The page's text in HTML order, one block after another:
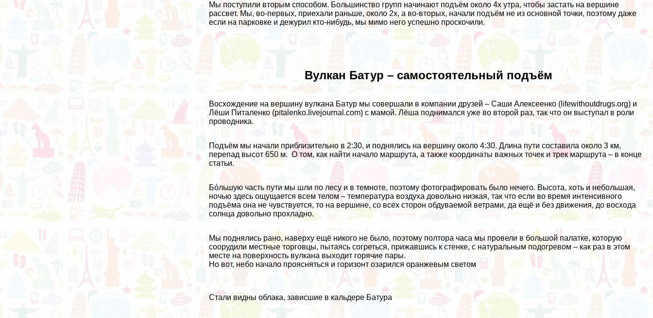
Мы поступили вторым способом. Большинство групп начинают подъём около 4х утра, чтобы застать на вершине
рассвет. Мы, во-первых, приехали раньше, около 2х, а во-вторых, начали подъём не из основной точки, поэтому даже
если на парковке и дежурил кто-нибудь, мы мимо него успешно проскочили.
Вулкан Батур – самостоятельный подъём
Восхождение на вершину вулкана Батур мы совершали в компании друзей – Саши Алексеенко ( lifewithoutdrugs.org) и
Лёши Питаленко (pitalenko.livejournal.com) с мамой. Лёша поднимался уже во второй раз, так что он выступал в роли
проводника.
Подъём мы начали приблизительно в 2:30, и поднялись на вершину около 4:30. Длина пути составила около 3 км,
перепад высот 650 м. О том, как найти начало маршрута, а также координаты важных точек и трек маршрута – в конце
статьи.
Бóльшую часть пути мы шли по лесу и в темноте, поэтому фотографировать было нечего. Высота, хоть и небольшая,
ночью здесь ощущается всем телом – температура воздуха довольно низкая, так что если во время интенсивного
подъёма она не чувствуется, то на вершине, со всех сторон обдуваемой ветрами, да ещё и без движения, до восхода
солнца довольно прохладно.
Мы поднялись рано, наверху ещё никого не было, поэтому полтора часа мы провели в большой палатке, которую
соорудили местные торговцы, пытаясь согреться, прижавшись к стенке, с натуральным подогревом – как раз в этом
месте на поверхность вулкана выходит горячие пары.
Но вот, небо начало проясняться и горизонт озарился оранжевым светом
Стали видны облака, зависшие в кальдере Батура